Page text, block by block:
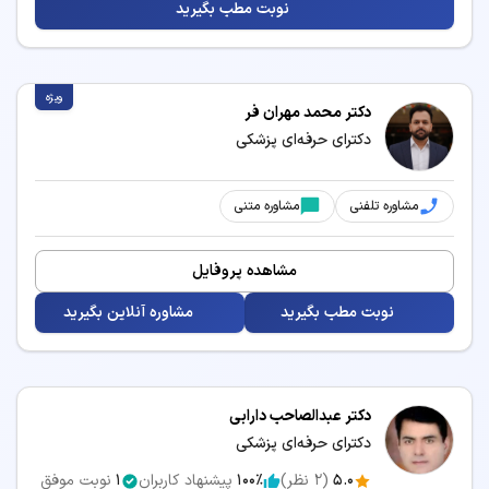
پزشکان متخصص پزشکی می‌توانند در زمینه‌های زیر
خدمات درمانی و مشاوره ارائه دهند:
برداشتن خال
تزریق بوتاکس تزریق فیلر
تزریق مزوژل جوانسازی پوست
درمان و پیشگیری از افتادگی
صورت
رفع غبغب
نوبت مطب بگیرید
ویژه
دکتر محمد مهران فر
دکترای حرفه‌ای پزشکی
مشاوره تلفنی مشاوره متنی
مشاهده پروفایل
نوبت مطب بگیرید
مشاوره آنلاین بگیرید
دکتر عبدالصاحب دارابی
دکترای حرفه‌ای پزشکی
5.0
(
2 نظر) 100٪ پیشنهاد کاربران 1 نوبت موفق